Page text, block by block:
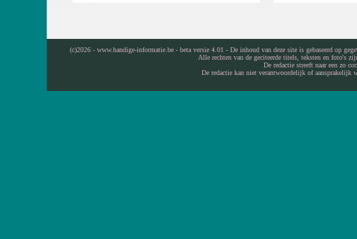
(c)2026 - www.handige-informatie.be - beta versie 4.01 - De inhoud van deze site is gebaseerd op
Alle rechten van de geciteerde titels, teksten en foto's
De redactie streeft naar een zo
De redactie kan niet verantwoordelijk of aansprakelijk